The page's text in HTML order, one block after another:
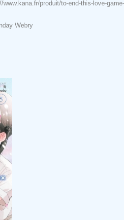
www.kana.fr/produit/to-end-this-love-
Webry